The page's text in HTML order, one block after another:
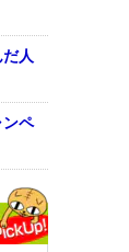
だ人
ンペ